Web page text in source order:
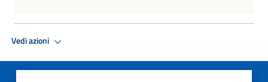
Vedi azioni